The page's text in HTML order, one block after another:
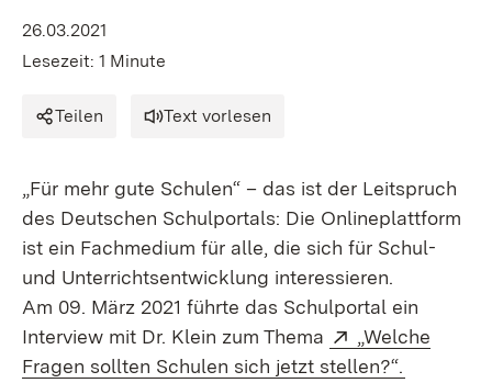
26.03.2021
Lesezeit: 1 Minute
Teilen Text vorlesen
„Für mehr gute Schulen“ – das ist der Leitspruch
des Deutschen Schulportals: Die Online­platt­form
ist ein Fach­medium für alle, die sich für Schul-
und Unterrichts­entwicklung interessieren.
Am 09. März 2021 führte das Schulportal ein
Interview mit Dr. Klein zum Thema
Extern:
„Welche
Fragen sollten Schulen sich jetzt stellen?“.